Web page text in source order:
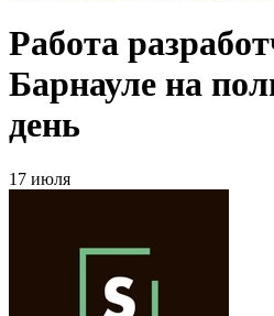
Работа
Барнауле на
день
17 июля